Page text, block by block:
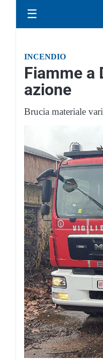
☰
INCENDIO
Fiamme a
azione
Brucia materiale